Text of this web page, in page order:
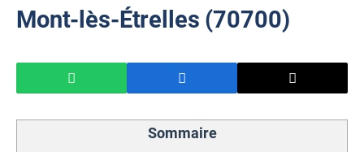
Mont-lès-Étrelles (70700)
Sommaire